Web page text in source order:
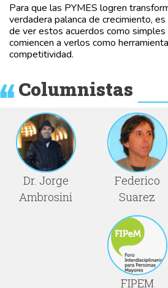
Para que las PYMES logren
verdadera palanca de crecimiento,
de ver estos acuerdos como
comiencen a verlos como
competitividad.
Columnistas
Dr. Jorge
Ambrosini
Federico
Suarez
FIPEM